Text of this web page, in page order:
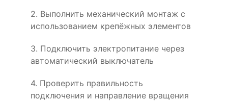
2. Выполнить механический монтаж с
использованием крепёжных элементов
3. Подключить электропитание через
автоматический выключатель
4. Проверить правильность
подключения и направление вращения